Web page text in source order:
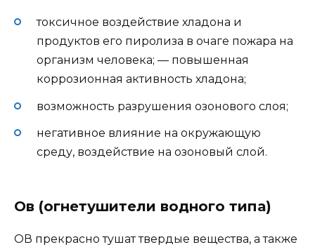
токсичное воздействие хладона и
продуктов его пиролиза в очаге пожара на
организм человека; — повышенная
коррозионная активность хладона;
возможность разрушения озонового слоя;
негативное влияние на окружающую
среду, воздействие на озоновый слой.
Ов (огнетушители водного типа)
ОВ прекрасно тушат твердые вещества, а также